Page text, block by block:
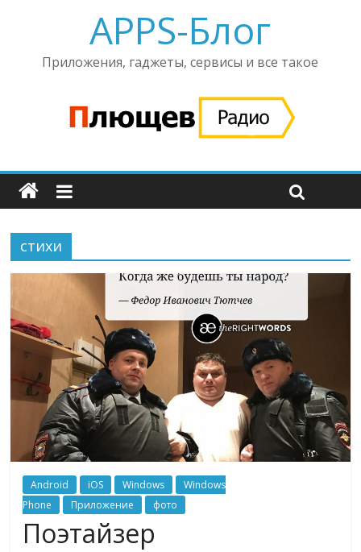
APPS-Блог
Приложения, гаджеты, сервисы и все такое
стихи
Android iOS Windows
Windows
Phone
Приложение фото
Поэтайзер